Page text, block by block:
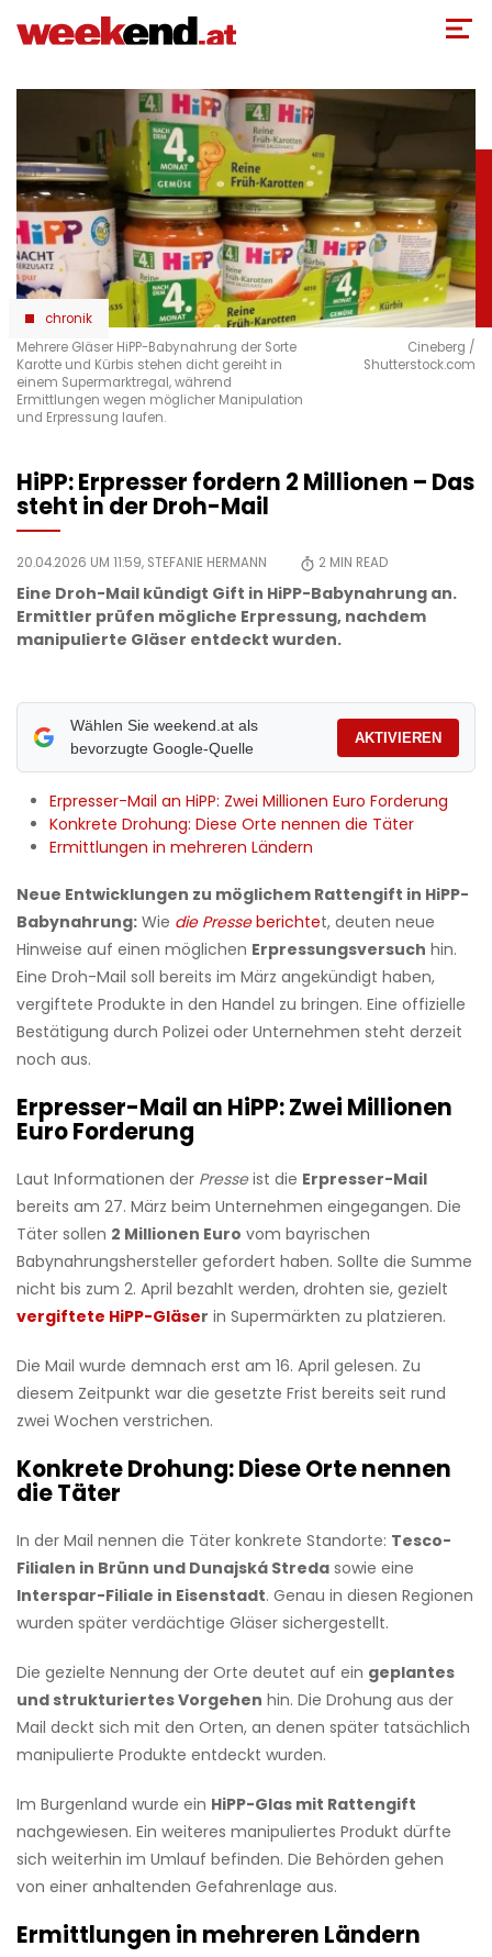
zum
chronik
Mehrere Gläser HiPP-Babynahrung der Sorte
Karotte und Kürbis stehen dicht gereiht in
einem Supermarktregal, während
Ermittlungen wegen möglicher Manipulation
und Erpressung laufen.
Cineberg /
Shutterstock.com
HiPP: Erpresser fordern 2 Millionen – Das
steht in der Droh-Mail
20.04.2026 UM 11:59, STEFANIE HERMANN 2 MIN READ
Eine Droh-Mail kündigt Gift in HiPP-Babynahrung an.
Ermittler prüfen mögliche Erpressung, nachdem
manipulierte Gläser entdeckt wurden.
Wählen Sie weekend.at als
bevorzugte Google-Quelle
AKTIVIEREN
Erpresser-Mail an HiPP: Zwei Millionen Euro Forderung
Konkrete Drohung: Diese Orte nennen die Täter
Ermittlungen in mehreren Ländern
Neue Entwicklungen zu möglichem Rattengift in HiPP-
Babynahrung: Wie die Presseberichtet, deuten neue
Hinweise auf einen möglichen Erpressungsversuch hin.
Eine Droh-Mail soll bereits im März angekündigt haben,
vergiftete Produkte in den Handel zu bringen. Eine offizielle
Bestätigung durch Polizei oder Unternehmen steht derzeit
noch aus.
Erpresser-Mail an HiPP: Zwei Millionen
Euro Forderung
Laut Informationen der Presseist die Erpresser-Mail
bereits am 27. März beim Unternehmen eingegangen. Die
Täter sollen 2 Millionen Euro vom bayrischen
Babynahrungshersteller gefordert haben. Sollte die Summe
nicht bis zum 2. April bezahlt werden, drohten sie, gezielt
vergiftete HiPP-Gläser in Supermärkten zu platzieren.
Die Mail wurde demnach erst am 16. April gelesen. Zu
diesem Zeitpunkt war die gesetzte Frist bereits seit rund
zwei Wochen verstrichen.
Konkrete Drohung: Diese Orte nennen
die Täter
In der Mail nennen die Täter konkrete Standorte: Tesco-
Filialen in Brünn und Dunajská Streda sowie eine
Interspar-Filiale in Eisenstadt. Genau in diesen Regionen
wurden später verdächtige Gläser sichergestellt.
Die gezielte Nennung der Orte deutet auf ein geplantes
und strukturiertes Vorgehen hin. Die Drohung aus der
Mail deckt sich mit den Orten, an denen später tatsächlich
manipulierte Produkte entdeckt wurden.
Im Burgenland wurde ein HiPP-Glas mit Rattengift
nachgewiesen. Ein weiteres manipuliertes Produkt dürfte
sich weiterhin im Umlauf befinden. Die Behörden gehen
von einer anhaltenden Gefahrenlage aus.
Ermittlungen in mehreren Ländern